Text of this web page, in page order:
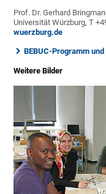
Prof. Dr. Gerhard
Universität Würzburg, T
wuerzburg.de
BEBUC-Programm
Weitere Bilder